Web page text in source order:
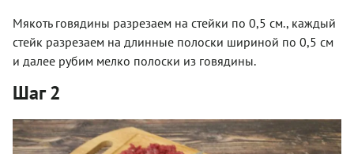
Мякоть говядины разрезаем на стейки по 0,5 см., каждый
стейк разрезаем на длинные полоски шириной по 0,5 см
и далее рубим мелко полоски из говядины.
Шаг 2